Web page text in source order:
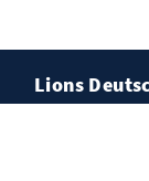
Lions